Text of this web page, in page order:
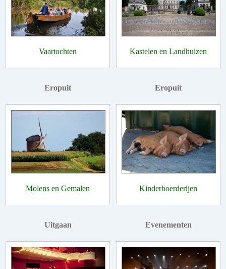
Vaartochten Kastelen en Landhuizen
Eropuit
Molens en Gemalen
Eropuit
Kinderboerderijen
Uitgaan Evenementen